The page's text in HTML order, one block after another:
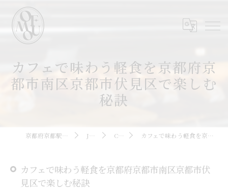
カフェで味わう軽食を京都府京
都市南区京都市伏見区で楽しむ
秘訣
京都府京都駅周辺のカフェならOMOFU JOURNAL COLUMN カフェで味わう軽食を京都府京都市南区京都市伏見区で楽しむ秘訣
カフェで味わう軽食を京都府京都市南区京都市伏
見区で楽しむ秘訣